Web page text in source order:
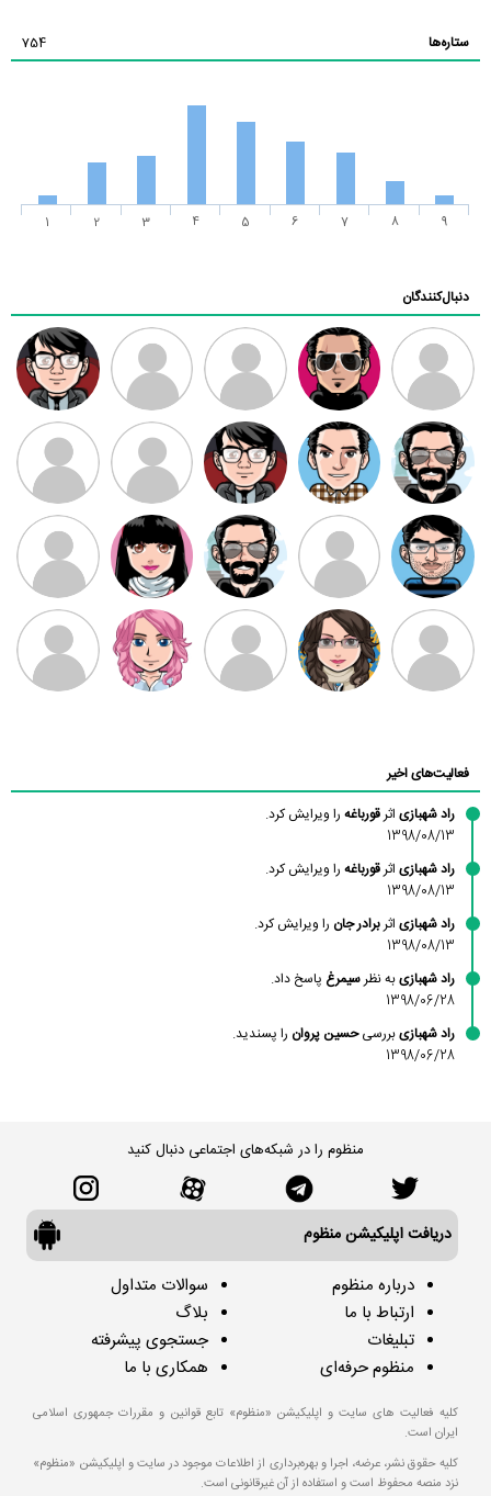
ستاره‌ها 754
1 2 3 4 5 6 7 8 9
دنبال‌کنندگان
ممدرضا رضا کاظمی زهرا ~ ابتین
سید محمد
موسوی
مهدی فرهمند مهدی سلطانی داود رضیی
طرفدار میلی
بابی براون
کیوان کیانی
سامان راحمی امیردلتا امیروو ملیکا منتظری عارفه داستانپور
فعالیت‌های اخیر
راد شهبازی اثرقورباغه را ویرایش کرد.
1398/08/13
راد شهبازی اثرقورباغه را ویرایش کرد.
1398/08/13
راد شهبازی اثربرادر جان را ویرایش کرد.
1398/08/13
راد شهبازیبه نظرسیمرغ پاسخ داد.
1398/06/28
راد شهبازیبررسیحسین پروان را پسندید.
1398/06/28
منظوم را در شبکه‌های اجتماعی دنبال کنید
دریافت اپلیکیشن منظوم
درباره منظوم
ارتباط با ما
تبلیغات
منظوم حرفه‌ای
سوالات متداول
بلاگ
جستجوی پیشرفته
همکاری با ما
کلیه فعالیت های سایت و اپلیکیشن «منظوم» تابع قوانین و مقررات جمهوری اسلامی
ایران است.
کلیه حقوق نشر، عرضه، اجرا و بهره‌برداری از اطلاعات موجود در سایت و اپلیکیشن «منظوم»
نزد منصه محفوظ است و استفاده از آن غیرقانونی است.